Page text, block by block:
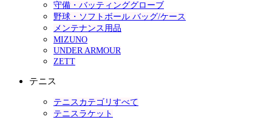
守備・バッティンググローブ
野球・ソフトボール バッグ/ケース
メンテナンス用品
MIZUNO
UNDER ARMOUR
ZETT
テニス
テニスカテゴリすべて
テニスラケット